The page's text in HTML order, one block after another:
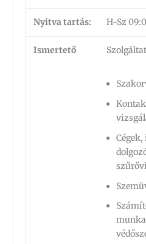
Nyitva tartás: H-Sz
Ismertető